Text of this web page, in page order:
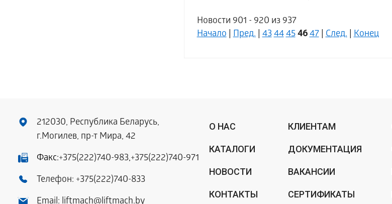
Новости 901 - 920 из 937
Начало|Пред.|434445 4647|След.|Конец
212030, Республика Беларусь,
г.Могилев, пр-т Мира, 42
Факс:+375(222)740-983,+375(222)740-971
Телефон: +375(222)740-833
Email: liftmach@liftmach.by
О НАС
КАТАЛОГИ
НОВОСТИ
КОНТАКТЫ
КЛИЕНТАМ
ДОКУМЕНТАЦИЯ
ВАКАНСИИ
СЕРТИФИКАТЫ